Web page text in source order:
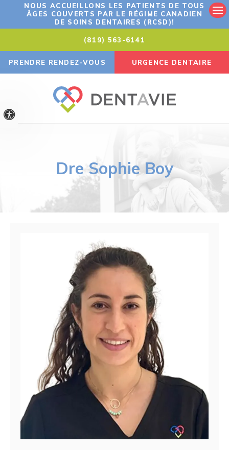
Version accessible
NOUS ACCUEILLONS LES PATIENTS DE TOUS
ÂGES COUVERTS PAR LE RÉGIME CANADIEN
DE SOINS DENTAIRES (RCSD)!
(819) 563-6141
PRENDRE RENDEZ-VOUS URGENCE DENTAIRE
Dre Sophie Boy